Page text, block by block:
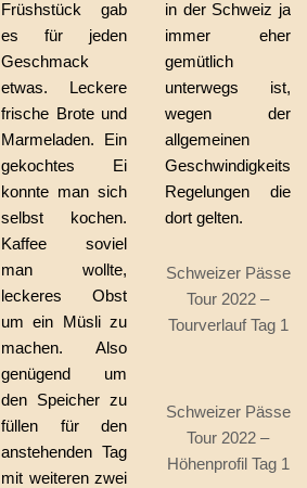
Früshstück gab
es für jeden
Geschmack
etwas. Leckere
frische Brote und
Marmeladen. Ein
gekochtes Ei
konnte man sich
selbst kochen.
Kaffee soviel
man wollte,
leckeres Obst
um ein Müsli zu
machen. Also
genügend um
den Speicher zu
füllen für den
anstehenden Tag
mit weiteren zwei
in der Schweiz ja
immer eher
gemütlich
unterwegs ist,
wegen der
allgemeinen
Geschwindigkeits
Regelungen die
dort gelten.
Schweizer Pässe
Tour 2022 –
Tourverlauf Tag 1
Schweizer Pässe
Tour 2022 –
Höhenprofil Tag 1